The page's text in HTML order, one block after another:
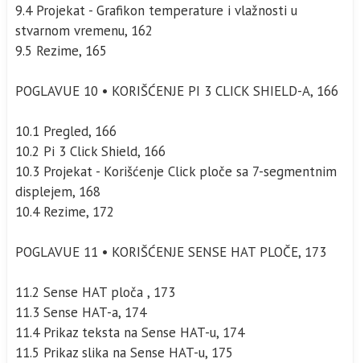
9.4 Projekat - Grafikon temperature i vlažnosti u
stvarnom vremenu, 162
9.5 Rezime, 165
POGLAVUE 10 • KORIŠĆENJE PI 3 CLICK SHIELD-A, 166
10.1 Pregled, 166
10.2 Pi 3 Click Shield, 166
10.3 Projekat - Korišćenje Click ploče sa 7-segmentnim
displejem, 168
10.4 Rezime, 172
POGLAVUE 11 • KORIŠĆENJE SENSE HAT PLOČE, 173
11.2 Sense HAT ploča , 173
11.3 Sense HAT-a, 174
11.4 Prikaz teksta na Sense HAT-u, 174
11.5 Prikaz slika na Sense HAT-u, 175